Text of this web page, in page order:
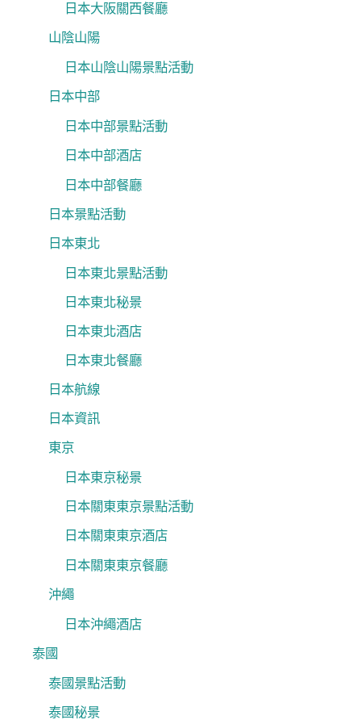
日本大阪關西餐廳
山陰山陽
日本山陰山陽景點活動
日本中部
日本中部景點活動
日本中部酒店
日本中部餐廳
日本景點活動
日本東北
日本東北景點活動
日本東北秘景
日本東北酒店
日本東北餐廳
日本航線
日本資訊
東京
日本東京秘景
日本關東東京景點活動
日本關東東京酒店
日本關東東京餐廳
沖繩
日本沖繩酒店
泰國
泰國景點活動
泰國秘景